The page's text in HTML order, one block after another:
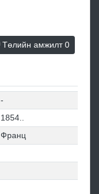
Төлийн амжилт0
-
1854..
Франц